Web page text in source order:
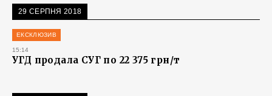
29 СЕРПНЯ 2018
ЕКСКЛЮЗИВ
15:14
УГД продала СУГ по 22 375 грн/т